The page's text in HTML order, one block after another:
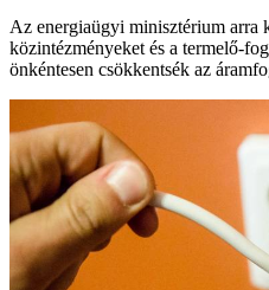
Az energiaügyi minisztérium arra
közintézményeket és a termelő-
önkéntesen csökkentsék az